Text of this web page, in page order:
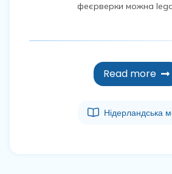
феєрверки можна
Read more
Нідерландська